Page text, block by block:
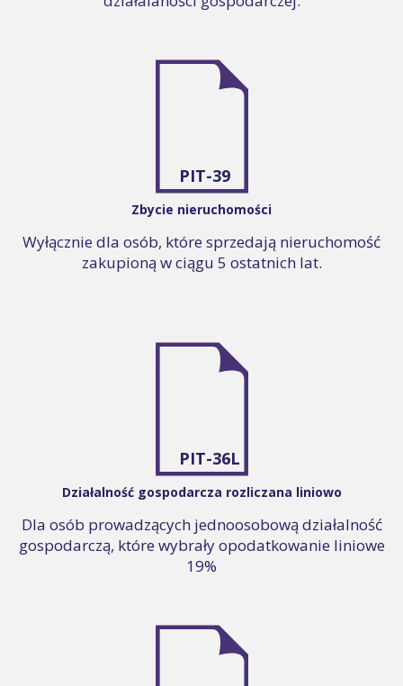
PIT-39
Zbycie nieruchomości
Wyłącznie dla osób, które sprzedają nieruchomość
zakupioną w ciągu 5 ostatnich lat.
PIT-36L
Działalność gospodarcza rozliczana liniowo
Dla osób prowadzących jednoosobową działalność
gospodarczą, które wybrały opodatkowanie liniowe
19%